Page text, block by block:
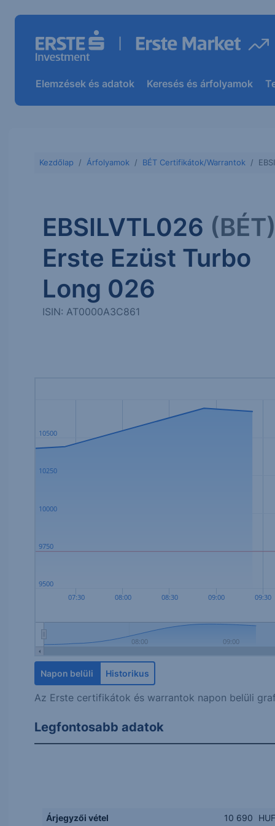
Elemzések és adatok Keresés és árfolyamok
Kezdőlap Árfolyamok BÉT Certifikátok/Warrantok
EBSILVTL026
Erste Ezüst Turbo
Long 026
ISIN: AT0000A3C861
07:30 08:00 08:30 09:00 09:30
08:00 09:00
9500
9750
10000
10250
10500
Napon belüli Historikus
Az Erste certifikátok és warrantok napon belüli
Legfontosabb adatok
Árjegyzői vétel 10 690 HUF